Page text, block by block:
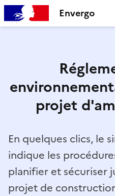
Envergo
projet
En quelques clics, le
indique les
planifier et sécuriser
projet de